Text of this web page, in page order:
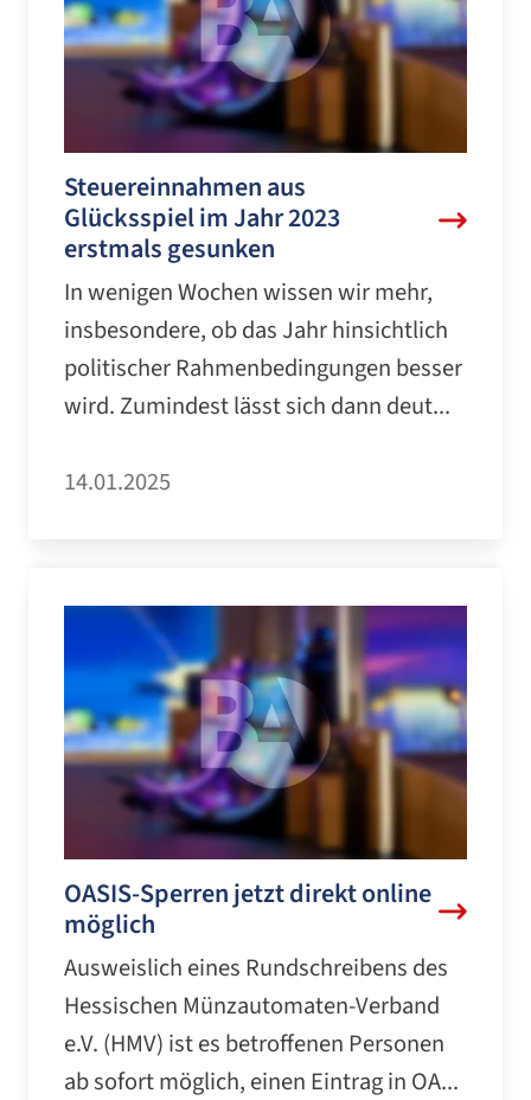
Steuereinnahmen aus
Glücksspiel im Jahr 2023
erstmals gesunken
In wenigen Wochen wissen wir mehr,
insbesondere, ob das Jahr hinsichtlich
politischer Rahmenbedingungen besser
wird. Zumindest lässt sich dann deut...
14.01.2025
OASIS-Sperren jetzt direkt online
möglich
Ausweislich eines Rundschreibens des
Hessischen Münzautomaten-Verband
e.V. (HMV) ist es betroffenen Personen
ab sofort möglich, einen Eintrag in OA...